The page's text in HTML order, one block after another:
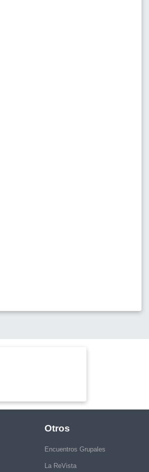
Otros
Encuentros Grupales
La ReVista